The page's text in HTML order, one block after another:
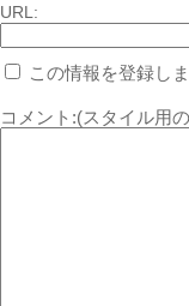
URL:
この情報を登録し
コメント:(スタイル用